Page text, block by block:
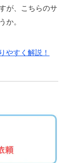
が、こちらのサ
。
やすく解説！